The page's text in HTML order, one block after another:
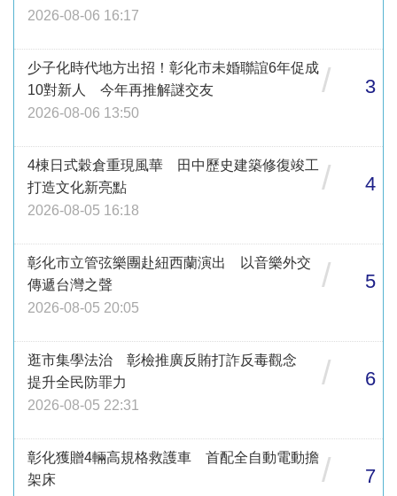
2026-08-06 16:17
少子化時代地方出招！彰化市未婚聯誼6年促成
10對新人 今年再推解謎交友
2026-08-06 13:50
/ 3
4棟日式穀倉重現風華 田中歷史建築修復竣工
打造文化新亮點
2026-08-05 16:18
/ 4
彰化市立管弦樂團赴紐西蘭演出 以音樂外交
傳遞台灣之聲
2026-08-05 20:05
/ 5
逛市集學法治 彰檢推廣反賄打詐反毒觀念
提升全民防罪力
2026-08-05 22:31
/ 6
彰化獲贈4輛高規格救護車 首配全自動電動擔
架床
/ 7